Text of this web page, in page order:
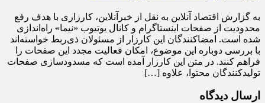
به گزارش اقتصاد آنلاین به نقل از خبرآنلاین، کارزاری با هدف رفع
محدودیت از صفحات اینستاگرام و کانال یوتیوب «نیما» راه‌اندازی
شده است. امضاکنندگان این کارزار از مسئولان ذی‌ربط خواسته‌اند
با بررسی دوباره این موضوع، امکان فعالیت مجدد این صفحات را
فراهم کنند. در متن این کارزار آمده است که مسدودسازی صفحات
تولیدکنندگان محتوا، علاوه […]
ارسال دیدگاه